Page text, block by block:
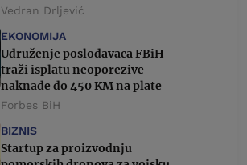
Vedran Drljević
EKONOMIJA
Udruženje poslodavaca FBiH
traži isplatu neoporezive
naknade do 450 KM na plate
Forbes BiH
BIZNIS
Startup za proizvodnju